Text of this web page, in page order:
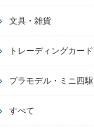
文具・雑貨
トレーディングカード
プラモデル・ミニ四駆
すべて